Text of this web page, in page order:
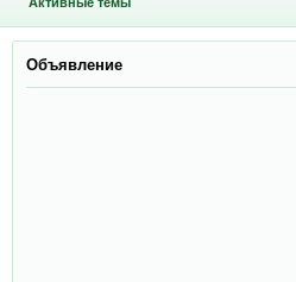
Объявление